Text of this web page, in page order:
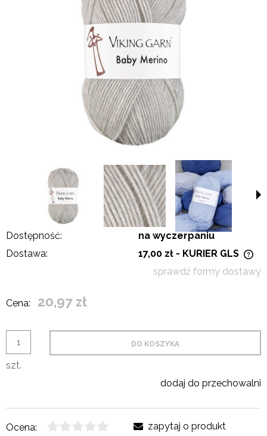
Dostępność:
na wyczerpaniu
Dostawa:
17,00 zł - KURIER GLS
sprawdź formy dostawy
Cena: 20,97 zł
szt.
DO KOSZYKA
dodaj do przechowalni
Ocena:
zapytaj o produkt